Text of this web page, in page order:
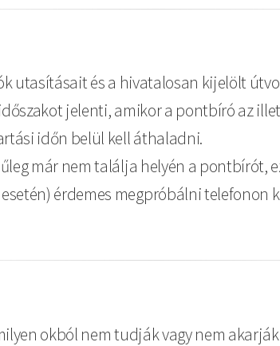
utasításait és a hivatalosan kijelölt
jelenti, amikor a pontbíró az
időn belül kell áthaladni.
már nem találja helyén a
érdemes megpróbálni
okból nem tudják vagy nem